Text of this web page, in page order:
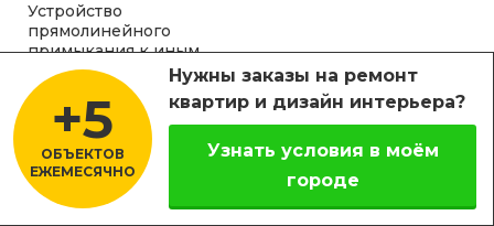
+5
ОБЪЕКТОВ
ЕЖЕМЕСЯЧНО
Нужны заказы на ремонт
квартир и дизайн интерьера?
Узнать условия в моём
городе
Устройство
прямолинейного
примыкания к иным
покрытиям
(профильными
накладками)
Монтаж коврового
покрытия (в плитах)
Позвонить Узнать цену